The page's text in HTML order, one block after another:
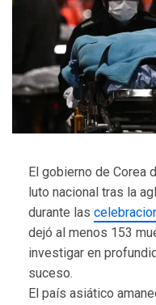
El gobierno de Corea
luto nacional tras la
durante las
dejó al menos 153
investigar en
suceso.
El país asiático